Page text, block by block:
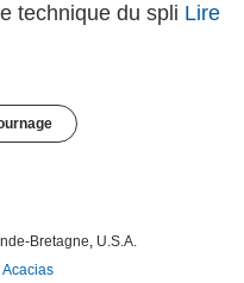
technique du spli Lire
Bretagne, U.S.A.
Acacias